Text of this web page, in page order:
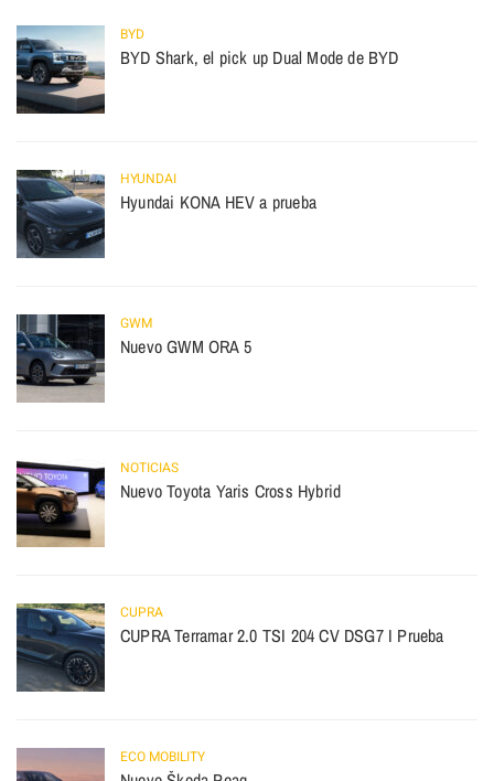
BYD
BYD Shark, el pick up Dual Mode de BYD
HYUNDAI
Hyundai KONA HEV a prueba
GWM
Nuevo GWM ORA 5
NOTICIAS
Nuevo Toyota Yaris Cross Hybrid
CUPRA
CUPRA Terramar 2.0 TSI 204 CV DSG7 I Prueba
ECO MOBILITY